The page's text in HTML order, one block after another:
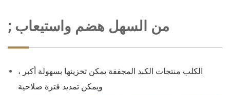
; من السهل هضم واستيعاب
الكلب منتجات الكبد المجففة يمكن تخزينها بسهولة أكبر ،
ويمكن تمديد فترة صلاحية